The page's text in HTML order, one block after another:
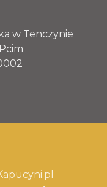
w Tenczynie